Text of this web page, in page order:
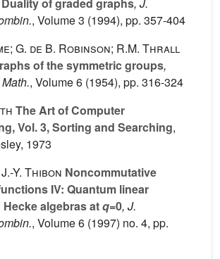
, Volume 3 (1994), pp. 357-404
G. de B. Robinson; R.M. Thrall
of the symmetric groups,
, Volume 6 (1954), pp. 316-324
The Art of Computer
Vol. 3, Sorting and Searching,
1973
Y. Thibon Noncommutative
IV: Quantum linear
algebras atq=0, J.
, Volume 6 (1997) no. 4, pp.